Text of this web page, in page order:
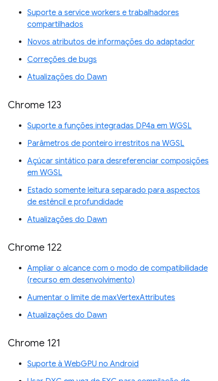
Suporte a service workers e trabalhadores
compartilhados
Novos atributos de informações do adaptador
Correções de bugs
Atualizações do Dawn
Chrome 123
Suporte a funções integradas DP4a em WGSL
Parâmetros de ponteiro irrestritos na WGSL
Açúcar sintático para desreferenciar composições
em WGSL
Estado somente leitura separado para aspectos
de estêncil e profundidade
Atualizações do Dawn
Chrome 122
Ampliar o alcance com o modo de compatibilidade
(recurso em desenvolvimento)
Aumentar o limite de maxVertexAttributes
Atualizações do Dawn
Chrome 121
Suporte à WebGPU no Android